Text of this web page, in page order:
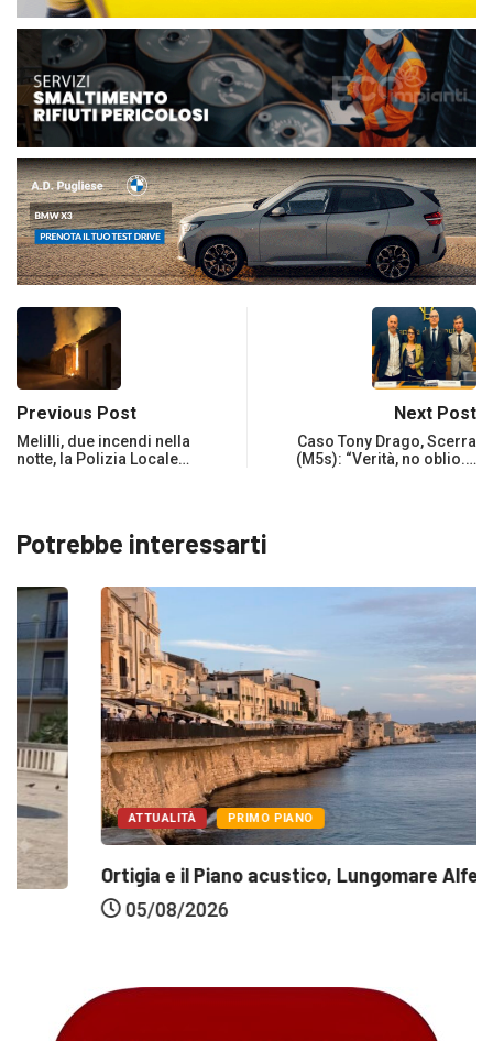
Previous Post
Melilli, due incendi nella
notte, la Polizia Locale…
Next Post
Caso Tony Drago, Scerra
(M5s): “Verità, no oblio.…
Potrebbe interessarti
ATTUALITÀ PRIMO PIANO
Ortigia e il Piano acustico, Lungomare Alfeo...
05/08/2026